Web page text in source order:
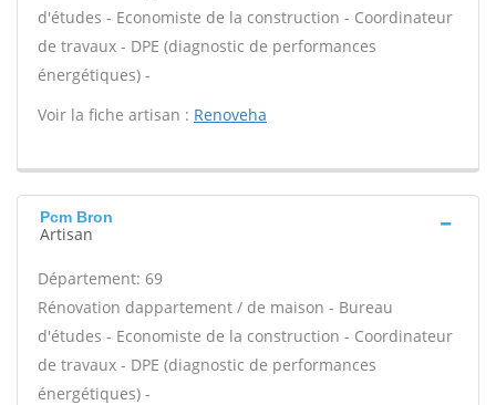
d'études - Economiste de la construction - Coordinateur
de travaux - DPE (diagnostic de performances
énergétiques) -
Voir la fiche artisan : Renoveha
Pcm Bron
Artisan
Département: 69
Rénovation dappartement / de maison - Bureau
d'études - Economiste de la construction - Coordinateur
de travaux - DPE (diagnostic de performances
énergétiques) -